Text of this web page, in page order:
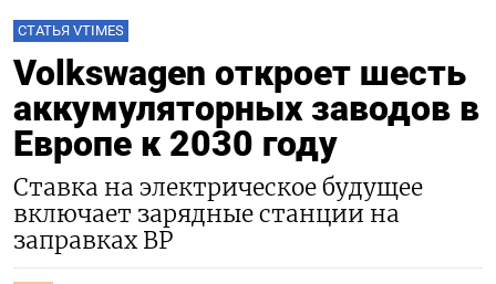
СТАТЬЯ VTIMES
Volkswagen откроет шесть
аккумуляторных заводов в
Европе к 2030 году
Ставка на электрическое будущее
включает зарядные станции на
заправках BP